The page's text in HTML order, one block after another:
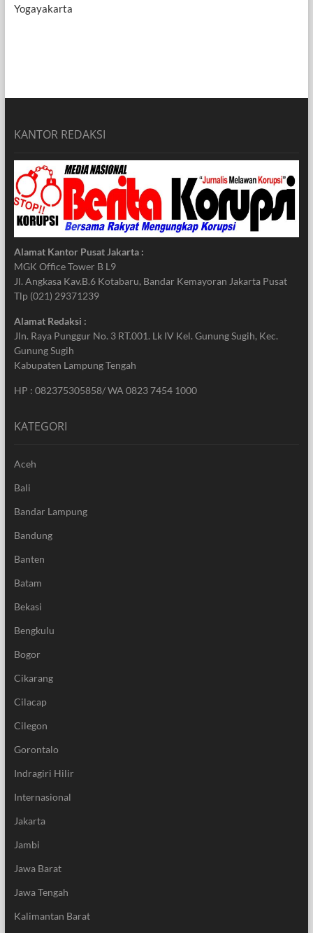
Yogayakarta
KANTOR REDAKSI
Alamat Kantor Pusat Jakarta :
MGK Office Tower B L9
Jl. Angkasa Kav.B.6 Kotabaru, Bandar Kemayoran Jakarta Pusat
Tlp (021) 29371239
Alamat Redaksi :
Jln. Raya Punggur No. 3 RT.001. Lk IV Kel. Gunung Sugih, Kec.
Gunung Sugih
Kabupaten Lampung Tengah
HP : 082375305858/ WA 0823 7454 1000
KATEGORI
Aceh
Bali
Bandar Lampung
Bandung
Banten
Batam
Bekasi
Bengkulu
Bogor
Cikarang
Cilacap
Cilegon
Gorontalo
Indragiri Hilir
Internasional
Jakarta
Jambi
Jawa Barat
Jawa Tengah
Kalimantan Barat